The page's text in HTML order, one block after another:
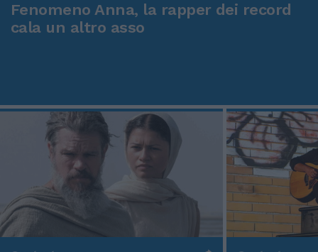
Fenomeno Anna, la rapper dei record
cala un altro asso